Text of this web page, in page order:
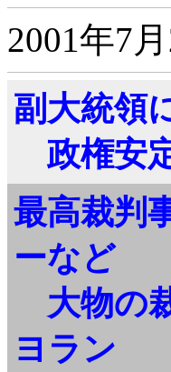
2001年7
副大統領
政権安
最高裁判
ーなど
大物の
ヨラン